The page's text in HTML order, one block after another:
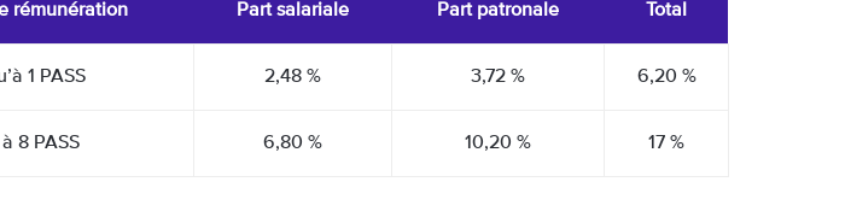
rémunération Part salariale Part patronale Total
1 PASS 2,48 % 3,72 % 6,20 %
à 8 PASS 6,80 % 10,20 % 17 %